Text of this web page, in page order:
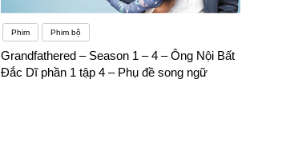
Phim Phim bộ
Grandfathered – Season 1 – 4 – Ông Nội Bất
Đắc Dĩ phần 1 tập 4 – Phụ đề song ngữ